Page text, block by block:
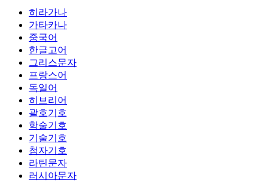
히라가나
가타카나
중국어
한글고어
그리스문자
프랑스어
독일어
히브리어
괄호기호
학술기호
기술기호
첨자기호
라틴문자
러시아문자